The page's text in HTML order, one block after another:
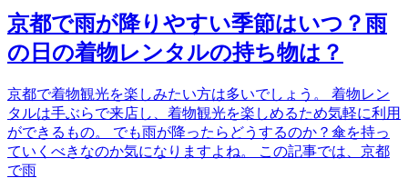
京都で雨が降りやすい季節はいつ？雨
の日の着物レンタルの持ち物は？
京都で着物観光を楽しみたい方は多いでしょう。 着物レン
タルは手ぶらで来店し、着物観光を楽しめるため気軽に利用
ができるもの。 でも雨が降ったらどうするのか？傘を持っ
ていくべきなのか気になりますよね。 この記事では、京都
で雨